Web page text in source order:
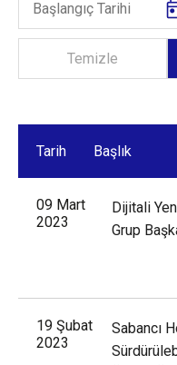
Tarih Başlık
09 Mart
2023
Dijitali
Grup
19 Şubat
2023
Sabancı